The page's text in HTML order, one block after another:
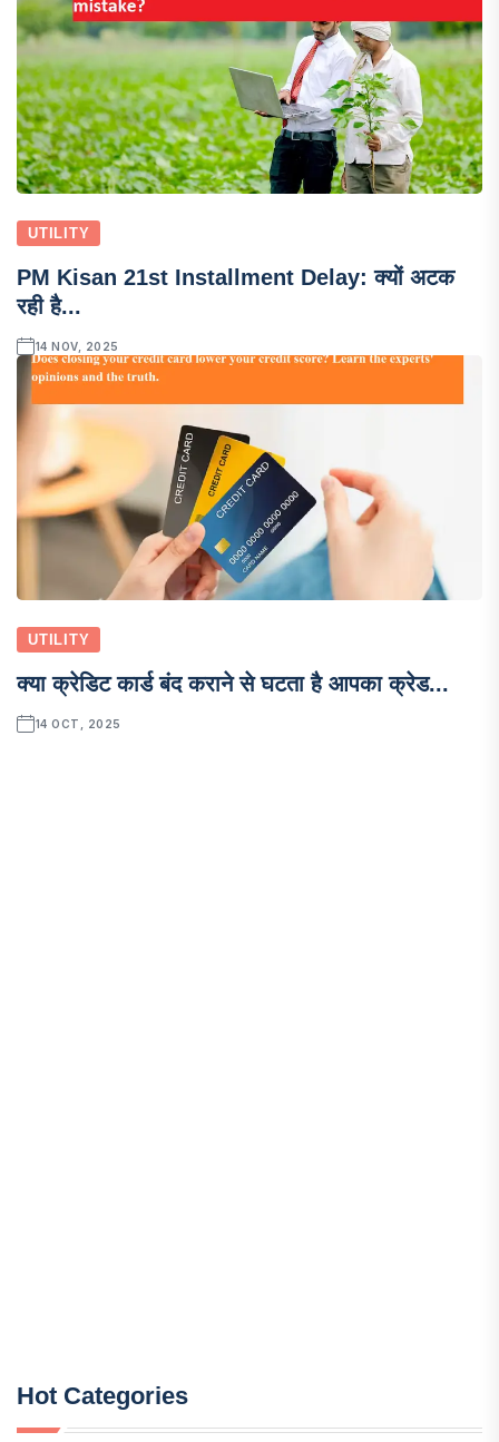
UTILITY
PM Kisan 21st Installment Delay: क्यों अटक
रही है...
14 NOV, 2025
UTILITY
क्या क्रेडिट कार्ड बंद कराने से घटता है आपका क्रेड...
14 OCT, 2025
Hot Categories